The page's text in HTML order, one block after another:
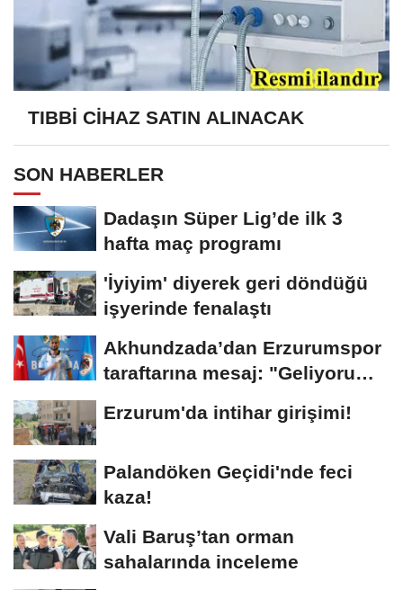
TIBBİ CİHAZ SATIN ALINACAK
SON HABERLER
Dadaşın Süper Lig’de ilk 3
hafta maç programı
'İyiyim' diyerek geri döndüğü
işyerinde fenalaştı
Akhundzada’dan Erzurumspor
taraftarına mesaj: "Geliyorum
Erzurum'da intihar girişimi!
Palandöken Geçidi'nde feci
kaza!
Vali Baruş’tan orman
sahalarında inceleme